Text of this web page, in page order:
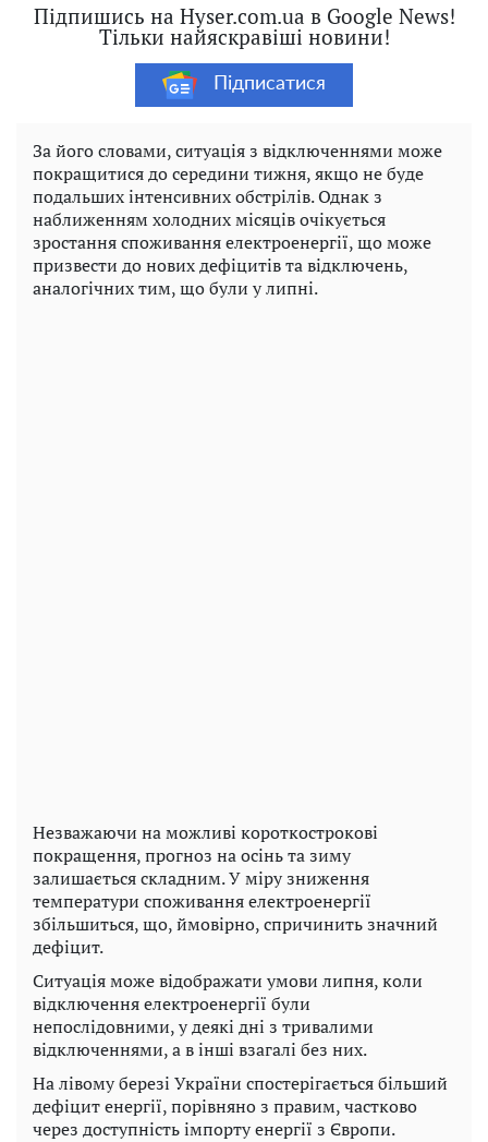
Підпишись на Hyser.com.ua в Google News!
Тільки найяскравіші новини!
Підписатися
За його словами, ситуація з відключеннями може
покращитися до середини тижня, якщо не буде
подальших інтенсивних обстрілів. Однак з
наближенням холодних місяців очікується
зростання споживання електроенергії, що може
призвести до нових дефіцитів та відключень,
аналогічних тим, що були у липні.
Незважаючи на можливі короткострокові
покращення, прогноз на осінь та зиму
залишається складним. У міру зниження
температури споживання електроенергії
збільшиться, що, ймовірно, спричинить значний
дефіцит.
Ситуація може відображати умови липня, коли
відключення електроенергії були
непослідовними, у деякі дні з тривалими
відключеннями, а в інші взагалі без них.
На лівому березі України спостерігається більший
дефіцит енергії, порівняно з правим, частково
через доступність імпорту енергії з Європи.